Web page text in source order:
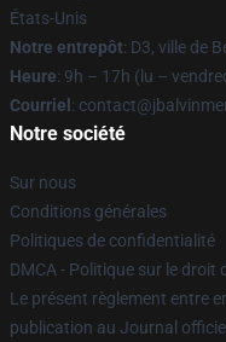
États-Unis
Notre entrepôt: D3, ville de
Heure: 9h – 17h (lu –
Courriel :
Notre société
Sur nous
Conditions générales
Politiques de confidentialité
DMCA - Politique sur le droit
Le présent règlement entre
publication au Journal